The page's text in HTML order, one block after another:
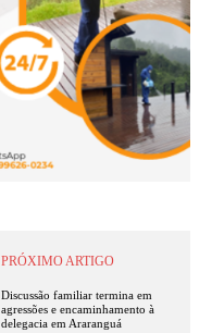
PRÓXIMO ARTIGO
Discussão familiar termina em
agressões e encaminhamento à
delegacia em Araranguá